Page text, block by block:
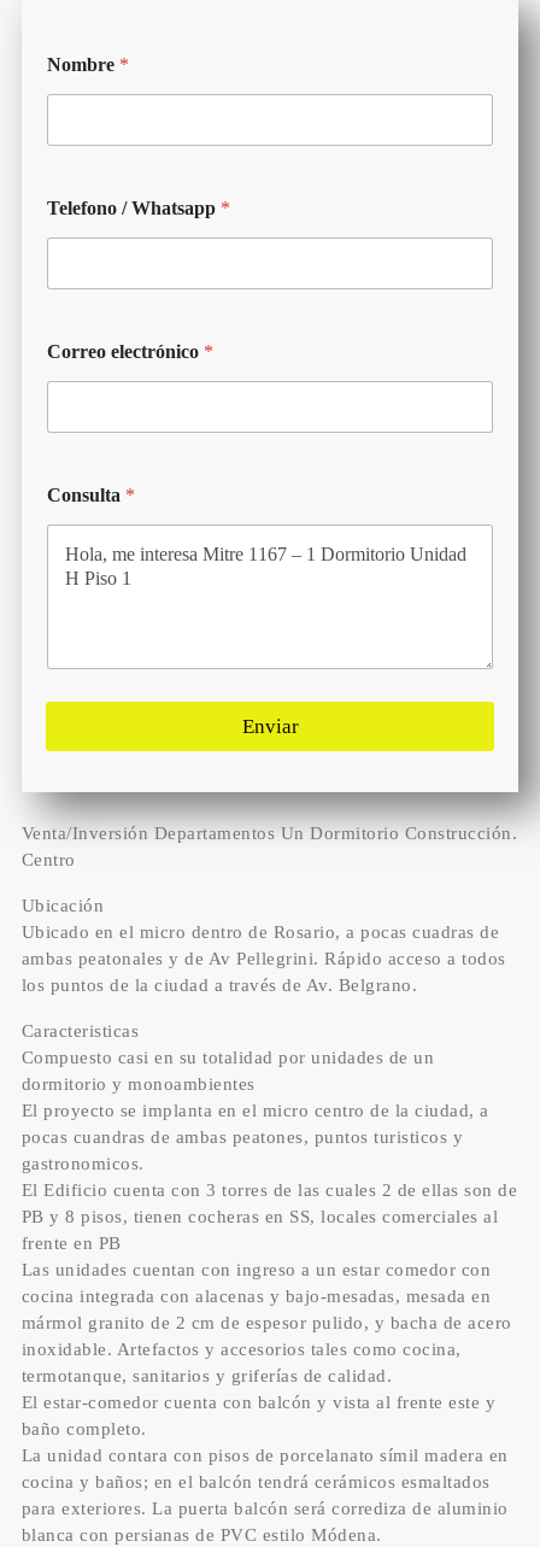
Nombre *
Telefono / Whatsapp *
Correo electrónico *
Consulta *
Enviar
Venta/Inversión Departamentos Un Dormitorio Construcción.
Centro
Ubicación
Ubicado en el micro dentro de Rosario, a pocas cuadras de
ambas peatonales y de Av Pellegrini. Rápido acceso a todos
los puntos de la ciudad a través de Av. Belgrano.
Caracteristicas
Compuesto casi en su totalidad por unidades de un
dormitorio y monoambientes
El proyecto se implanta en el micro centro de la ciudad, a
pocas cuandras de ambas peatones, puntos turisticos y
gastronomicos.
El Edificio cuenta con 3 torres de las cuales 2 de ellas son de
PB y 8 pisos, tienen cocheras en SS, locales comerciales al
frente en PB
Las unidades cuentan con ingreso a un estar comedor con
cocina integrada con alacenas y bajo-mesadas, mesada en
mármol granito de 2 cm de espesor pulido, y bacha de acero
inoxidable. Artefactos y accesorios tales como cocina,
termotanque, sanitarios y griferías de calidad.
El estar-comedor cuenta con balcón y vista al frente este y
baño completo.
La unidad contara con pisos de porcelanato símil madera en
cocina y baños; en el balcón tendrá cerámicos esmaltados
para exteriores. La puerta balcón será corrediza de aluminio
blanca con persianas de PVC estilo Módena.